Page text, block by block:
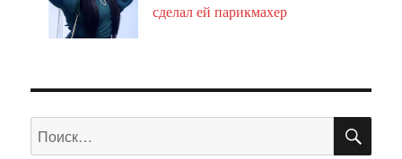
сделал ей парикмахер
Искать: